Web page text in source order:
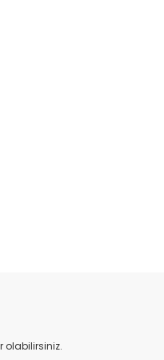
olabilirsiniz.